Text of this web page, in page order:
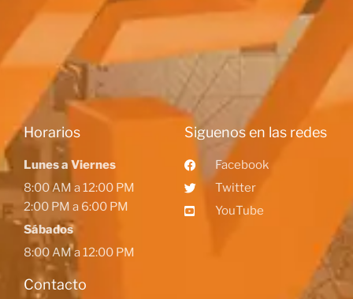
Horarios
Lunes a Viernes
8:00 AM a 12:00 PM
2:00 PM a 6:00 PM
Sábados
8:00 AM a 12:00 PM
Contacto
Siguenos en las redes
Facebook
Twitter
YouTube